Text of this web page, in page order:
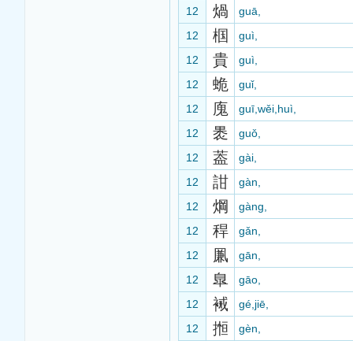
12
煱
guā,
12
椢
guì,
12
貴
guì,
12
蛫
guǐ,
12
廆
guī,wěi,huì,
12
褁
guǒ,
12
葢
gài,
12
詌
gàn,
12
焵
gàng,
12
稈
gǎn,
12
凲
gān,
12
臯
gāo,
12
裓
gé,jiē,
12
搄
gèn,